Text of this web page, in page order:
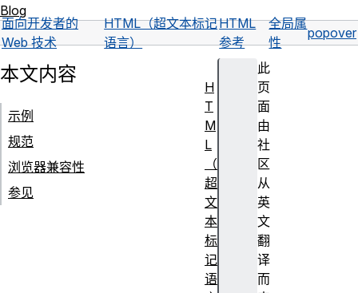
Blog
面向开发者的
Web 技术
HTML（超文本标记
语言）
HTML
参考
全局属
性
popover
此
页
面
由
社
区
从
英
文
翻
译
而
本文内容
示例
规范
浏览器兼容性
参见
H
T
M
L
（
超
文
本
标
记
语